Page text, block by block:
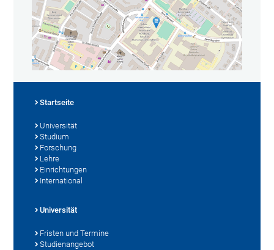
Startseite
Universität
Studium
Forschung
Lehre
Einrichtungen
International
Universität
Fristen und Termine
Studienangebot